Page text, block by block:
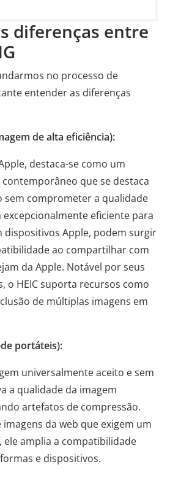
diferenças entre
no processo de
entender as diferenças
de alta eficiência):
destaca-se como um
que se destaca
sem comprometer a qualidade
excepcionalmente eficiente para
dispositivos Apple, podem surgir
ao compartilhar com
da Apple. Notável por seus
o HEIC suporta recursos como
de múltiplas imagens em
portáteis):
universalmente aceito e sem
a qualidade da imagem
artefatos de compressão.
da web que exigem um
amplia a compatibilidade
e dispositivos.